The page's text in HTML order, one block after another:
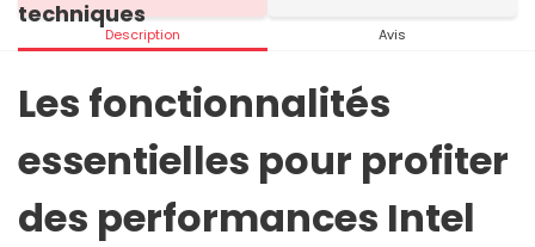
techniques
Description Avis
Les fonctionnalités
essentielles pour profiter
des performances Intel